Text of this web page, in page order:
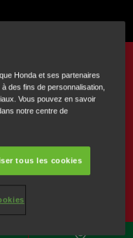
Honda et ses partenaires
des fins de personnalisation,
Vous pouvez en savoir
notre centre de
tous les cookies